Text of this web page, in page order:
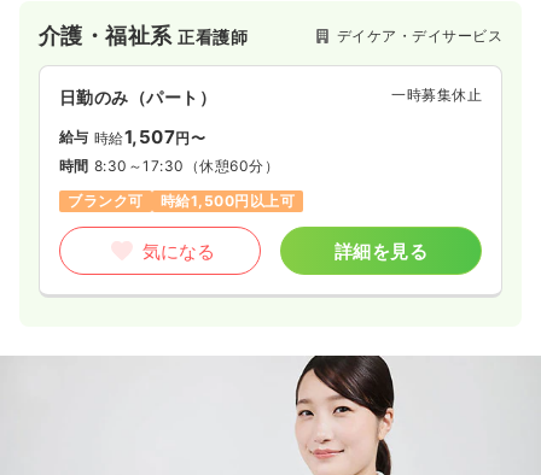
介護・福祉系正看護師 デイケア・デイサービス
日勤のみ（パート） 一時募集休止
給与 時給1,507円〜
時間 8:30～17:30 （休憩60分）
ブランク可
時給1,500円以上可
気になる 詳細を見る